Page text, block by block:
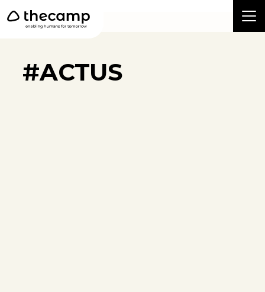
#ACTUS